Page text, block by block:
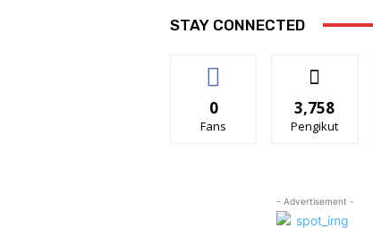
STAY CONNECTED
0
Fans
3,758
Pengikut
- Advertisement -